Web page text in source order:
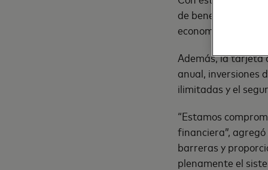
de beneficios que
economía de
Además, la tarjeta
anual, inversiones
ilimitadas y el
“Estamos
financiera”,
barreras y
plenamente el